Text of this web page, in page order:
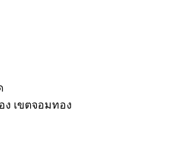
ง เขตจอมทอง